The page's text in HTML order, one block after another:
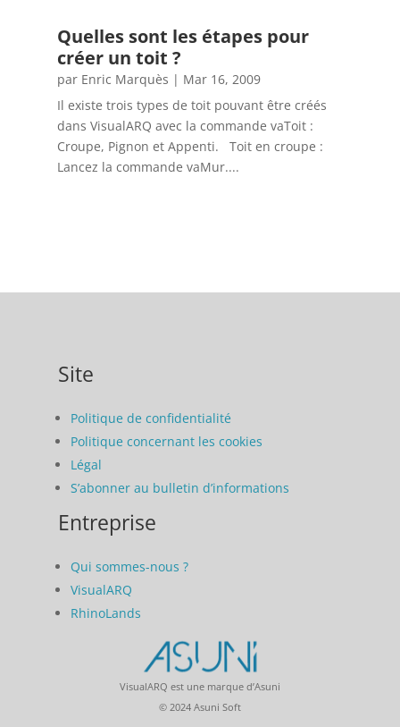
Quelles sont les étapes pour
créer un toit ?
par Enric Marquès | Mar 16, 2009
Il existe trois types de toit pouvant être créés
dans VisualARQ avec la commande vaToit :
Croupe, Pignon et Appenti. Toit en croupe :
Lancez la commande vaMur....
Site
Politique de confidentialité
Politique concernant les cookies
Légal
S’abonner au bulletin d’informations
Entreprise
Qui sommes-nous ?
VisualARQ
RhinoLands
VisualARQ est une marque d’Asuni
© 2024 Asuni Soft